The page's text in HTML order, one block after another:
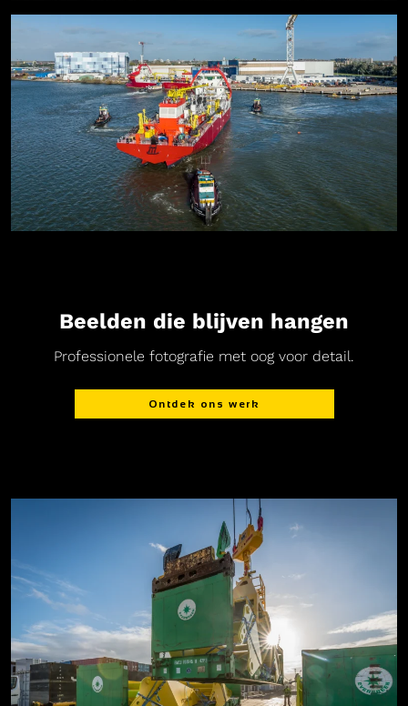
Beelden die blijven hangen
Professionele fotografie met oog voor detail.
Ontdek ons werk